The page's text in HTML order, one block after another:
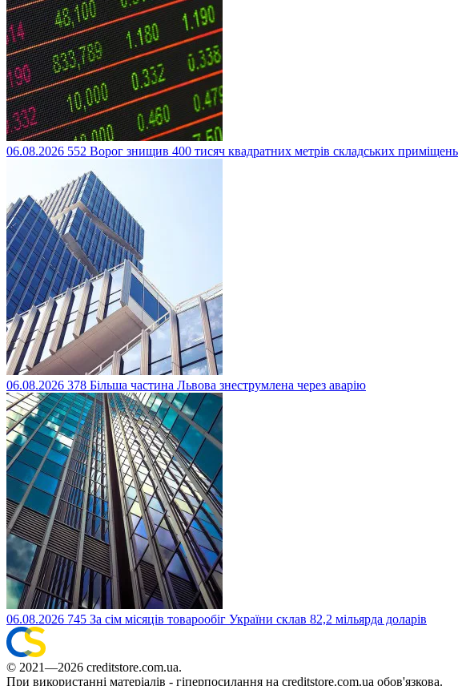
06.08.2026 552 Ворог знищив 400 тисяч квадратних метрів складських
06.08.2026 378 Більша частина Львова знеструмлена через аварію
06.08.2026 745 За сім місяців товарообіг України склав 82,2 мільярда доларів
© 2021—2026 creditstore.com.ua.
При використанні матеріалів - гіперпосилання на creditstore.com.ua обов'язкова.